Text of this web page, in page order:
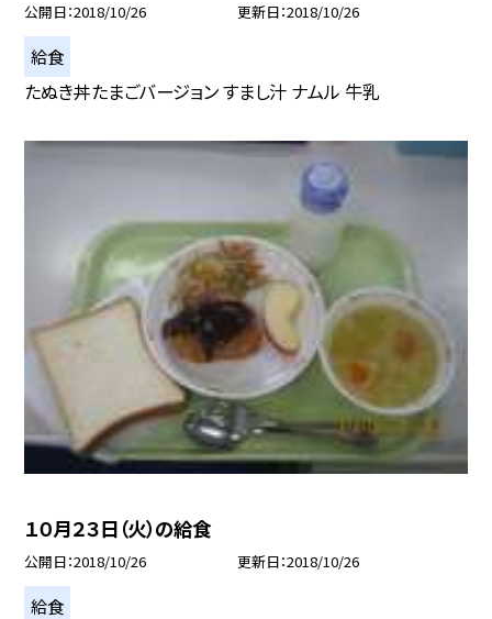
公開日 2018/10/26 更新日 2018/10/26
給食
たぬき丼たまごバージョン すまし汁 ナムル 牛乳
１０月２３日（火）の給食
公開日 2018/10/26 更新日 2018/10/26
給食